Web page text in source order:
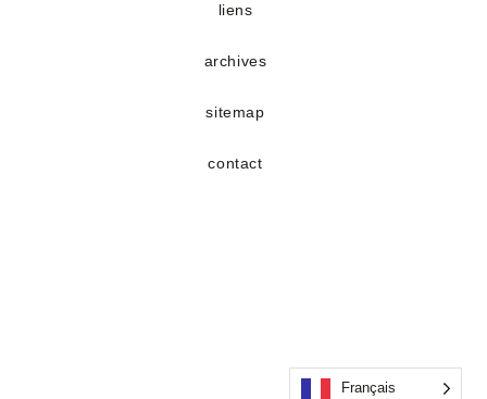
liens
archives
sitemap
contact
Français